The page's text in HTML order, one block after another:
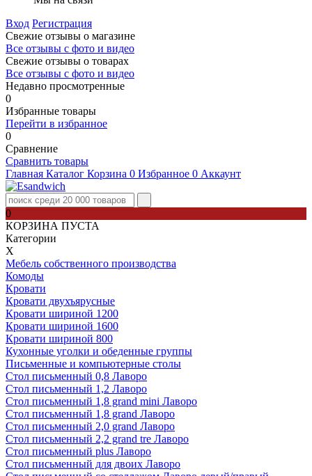
Вход Регистрация
Свежие отзывы о магазине
Все отзывы с фото и видео
Свежие отзывы о товарах
Все отзывы c фото и видео
Недавно просмотренные
0
Избранные товары
Перейти в избранное
0
Сравнение
Сравнить товары
Главная Каталог Корзина 0 Избранное 0 Аккаунт
0
КОРЗИНА ПУСТА
Категории
Х
Мебель собственного производства
Комоды
Кровати
Кровати двухъярусные
Кровати шириной 1200
Кровати шириной 1600
Кровати шириной 800
Кухонные уголки и обеденные группы
Письменные и компьютерные столы
Стол письменный 0,8 Лаворо
Стол письменный 1,2 Лаворо
Стол письменный 1,8 grand mini Лаворо
Стол письменный 1,8 grand Лаворо
Стол письменный 2,0 grand Лаворо
Стол письменный 2,2 grand tre Лаворо
Стол письменный plus Лаворо
Стол письменный для двоих Лаворо